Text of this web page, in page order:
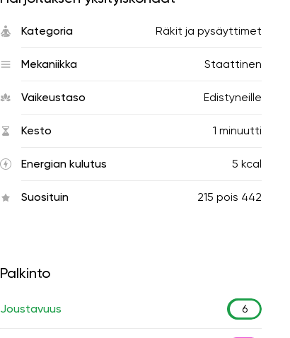
Kategoria Räkit ja pysäyttimet
Mekaniikka Staattinen
Vaikeustaso Edistyneille
Kesto 1 minuutti
Energian kulutus 5 kcal
Suosituin 215 pois 442
Palkinto
Joustavuus 6